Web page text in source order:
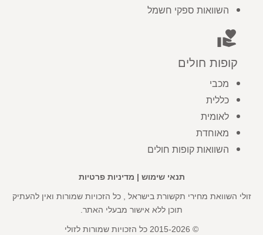
השוואות ספקי חשמל
volunteer_activism
קופות חולים
מכבי
כללית
לאומית
מאוחדת
השוואות קופות חולים
תנאי שימוש | מדיניות פרטיות
זולי השוואת מחירי תקשורת בישראל , כל הזכויות שמורות ואין להעתיק
תוכן ללא אישור מבעלי האתר.
© 2015-2026 כל הזכויות שמורות לזולי